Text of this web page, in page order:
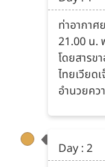
ท่าอากา
21.00 น.
โดยสารข
ไทยเวียด
อำนวยค
Day : 2